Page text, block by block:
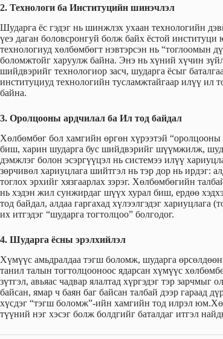
2. Технологи ба Институцийн шинэчлэл
Шударга ёс гэдэг нь шинжлэх ухаан технологийн
үеэ даган боловсронгуй болж байх ёстой
технологиуд хөлбөмбөгт нэвтэрсэн нь “тоглоомын
боломжтойг харуулж байна. Энэ нь хүний хүчин
шийдвэрийг технологиор засч, шударга ёсыг
институциуд технологийн тусламжтайгаар илүү ил
байна.
3. Оролцооны ардчилал ба Ил тод байдал
Хөлбөмбөг бол хамгийн өргөн хүрээтэй
биш, харин шударга бус шийдвэрийг шүүмжилж,
дэмжлэг болон эсэргүүцэл нь системээ илүү
зөрчивөл хариуцлага шийтгэл нь тэр дор нь ирдэг:
тоглох эрхийг хязгаарлах зэрэг. Хөлбөмбөгийн
нь хэдэн жил сунжирдаг шүүх хурал биш, ердөө
тод байдал, алдаа гаргахад хүлээлгэдэг
их итгэдэг “шударга тогтолцоо” болгодог.
4. Шударга ёсны эрэлхийлэл
Хүмүүс амьдралдаа тэгш боломж, шударга
танил талын тогтолцооноос ядарсан хүмүүс
зүтгэл, авьяас чадвар ялалтад хүргэдэг тэр
байсан, ямар ч баян баг байсан талбай дээр гараад
хүсдэг “тэгш боломж”-ийн хамгийн тод илрэл
түүний нэг хэсэг болж болдгийг баталдаг итгэл